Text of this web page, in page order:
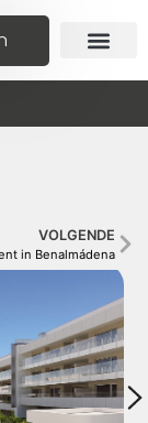
VOLGENDE
in Benalmádena